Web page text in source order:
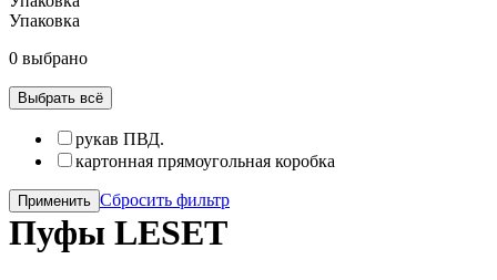
Упаковка
0 выбрано
Выбрать всё
рукав ПВД.
картонная прямоугольная коробка
Применить Сбросить фильтр
Пуфы LESET